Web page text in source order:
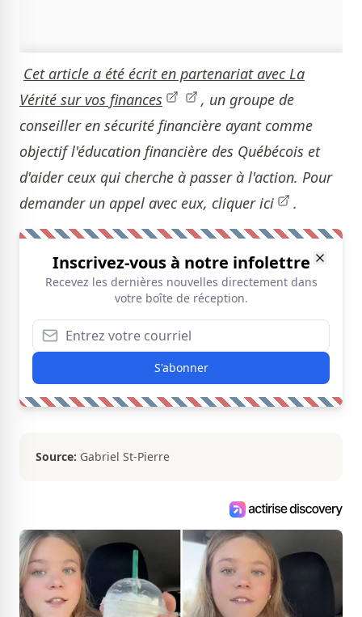
Cet article a été écrit en partenariat avecLa
Vérité sur vos finances
, un groupe de
conseiller en sécurité financière ayant comme
objectif l'éducation financière des Québécois et
d'aider ceux qui cherche à passer à l'action. Pour
demander un appel avec eux, cliquer ici .
Inscrivez-vous à notre infolettre
Recevez les dernières nouvelles directement dans
votre boîte de réception.
S'abonner
Source: Gabriel St-Pierre